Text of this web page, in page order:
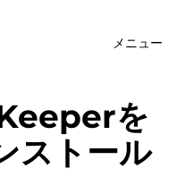
メニュー
を
ストール